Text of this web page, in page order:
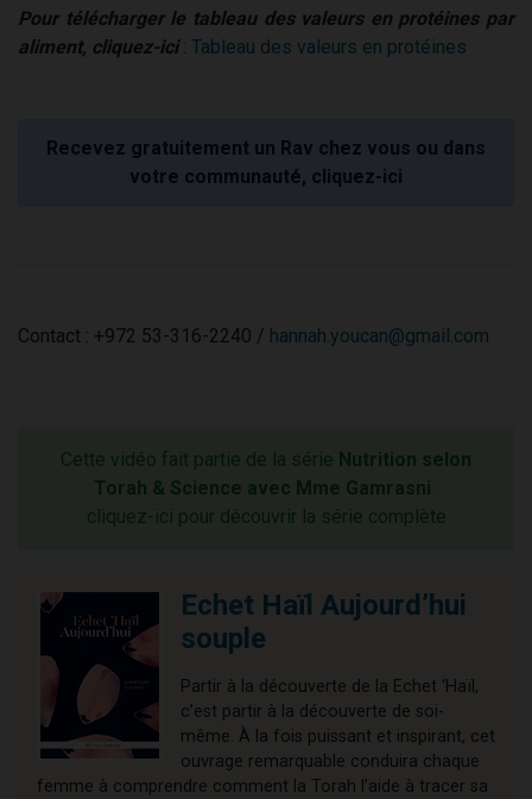
Pour télécharger le tableau des valeurs en protéines par
aliment, cliquez-ici : Tableau des valeurs en protéines
Recevez gratuitement un Rav chez vous ou dans
votre communauté, cliquez-ici
Contact : +972 53-316-2240 / hannah.youcan@gmail.com
Cette vidéo fait partie de la série Nutrition selon
Torah & Science avec Mme Gamrasni :
cliquez-ici pour découvrir la série complète
Echet Haïl Aujourd’hui
souple
Partir à la découverte de la Echet ‘Haïl,
c’est partir à la découverte de soi-
même. À la fois puissant et inspirant, cet
ouvrage remarquable conduira chaque
femme à comprendre comment la Torah l’aide à tracer sa